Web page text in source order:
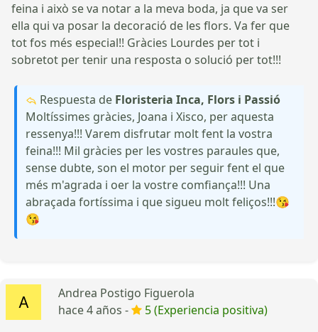
feina i això se va notar a la meva boda, ja que va ser
ella qui va posar la decoració de les flors. Va fer que
tot fos més especial!! Gràcies Lourdes per tot i
sobretot per tenir una resposta o solució per tot!!!
Respuesta de Floristeria Inca, Flors i Passió
Moltíssimes gràcies, Joana i Xisco, per aquesta
ressenya!!! Varem disfrutar molt fent la vostra
feina!!! Mil gràcies per les vostres paraules que,
sense dubte, son el motor per seguir fent el que
més m'agrada i oer la vostre comfiança!!! Una
abraçada fortíssima i que sigueu molt feliços!!!😘
😘
Andrea Postigo Figuerola
hace 4 años -
5 (Experiencia positiva)